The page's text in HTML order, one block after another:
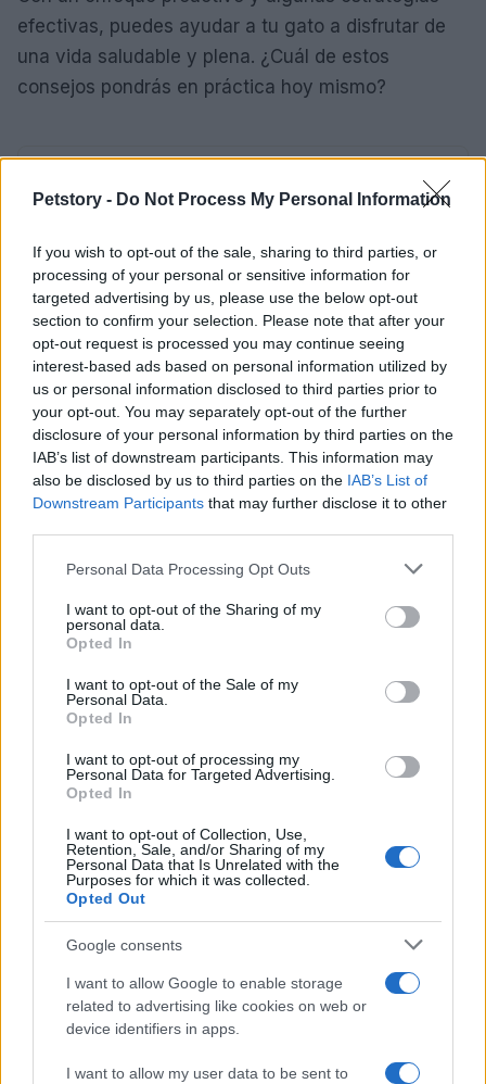
Petstory - Do Not Process My Personal Information
If you wish to opt-out of the sale, sharing to third parties, or
processing of your personal or sensitive information for
targeted advertising by us, please use the below opt-out
section to confirm your selection. Please note that after your
opt-out request is processed you may continue seeing
interest-based ads based on personal information utilized by
us or personal information disclosed to third parties prior to
your opt-out. You may separately opt-out of the further
disclosure of your personal information by third parties on the
IAB’s list of downstream participants. This information may
also be disclosed by us to third parties on the IAB’s List of
Downstream Participants that may further disclose it to other
Please note that this website/app uses one or more Google
not limited to your visit or usage behaviour. You may click to
grant or deny consent to Google and its third-party tags to
use your data for below specified purposes in below Google
consent section.
Personal Data Processing Opt Outs
I want to opt-out of the Sharing of my
personal data.
Opted In
I want to opt-out of the Sale of my
Personal Data.
Opted In
I want to opt-out of processing my
Personal Data for Targeted Advertising.
Opted In
I want to opt-out of Collection, Use,
Retention, Sale, and/or Sharing of my
Personal Data that Is Unrelated with the
Purposes for which it was collected.
Opted Out
Google consents
I want to allow Google to enable storage
related to advertising like cookies on web or
device identifiers in apps.
I want to allow my user data to be sent to
efectivas, puedes ayudar a tu gato a disfrutar de
una vida saludable y plena. ¿Cuál de estos
consejos pondrás en práctica hoy mismo?
Staff
Sigue leyendo